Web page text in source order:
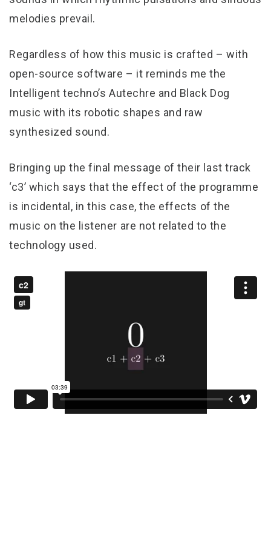
melodies prevail.
Regardless of how this music is crafted – with
open-source software – it reminds me the
Intelligent techno’s Autechre and Black Dog
music with its robotic shapes and raw
synthesized sound.
Bringing up the final message of their last track
‘c3’ which says that the effect of the programme
is incidental, in this case, the effects of the
music on the listener are not related to the
technology used.